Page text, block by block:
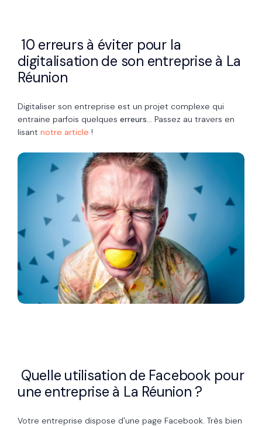
10 erreurs à éviter pour la
digitalisation de son entreprise à La
Réunion
Digitaliser son entreprise est un projet complexe qui
entraine parfois quelques erreurs... Passez au travers en
lisant notre article !
Quelle utilisation de Facebook pour
une entreprise à La Réunion ?
Votre entreprise dispose d'une page Facebook. Très bien